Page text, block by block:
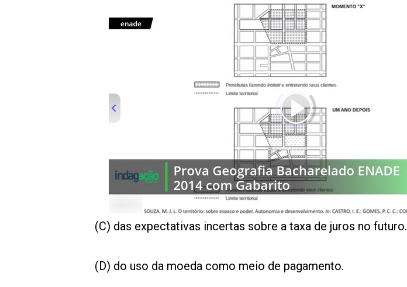
(C) das expectativas incertas sobre a taxa de juros no futuro.
(D) do uso da moeda como meio de pagamento.